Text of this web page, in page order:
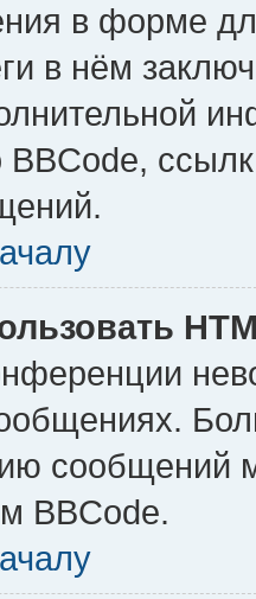
в форме
в нём
BBCode,
сообщений
BBCode.